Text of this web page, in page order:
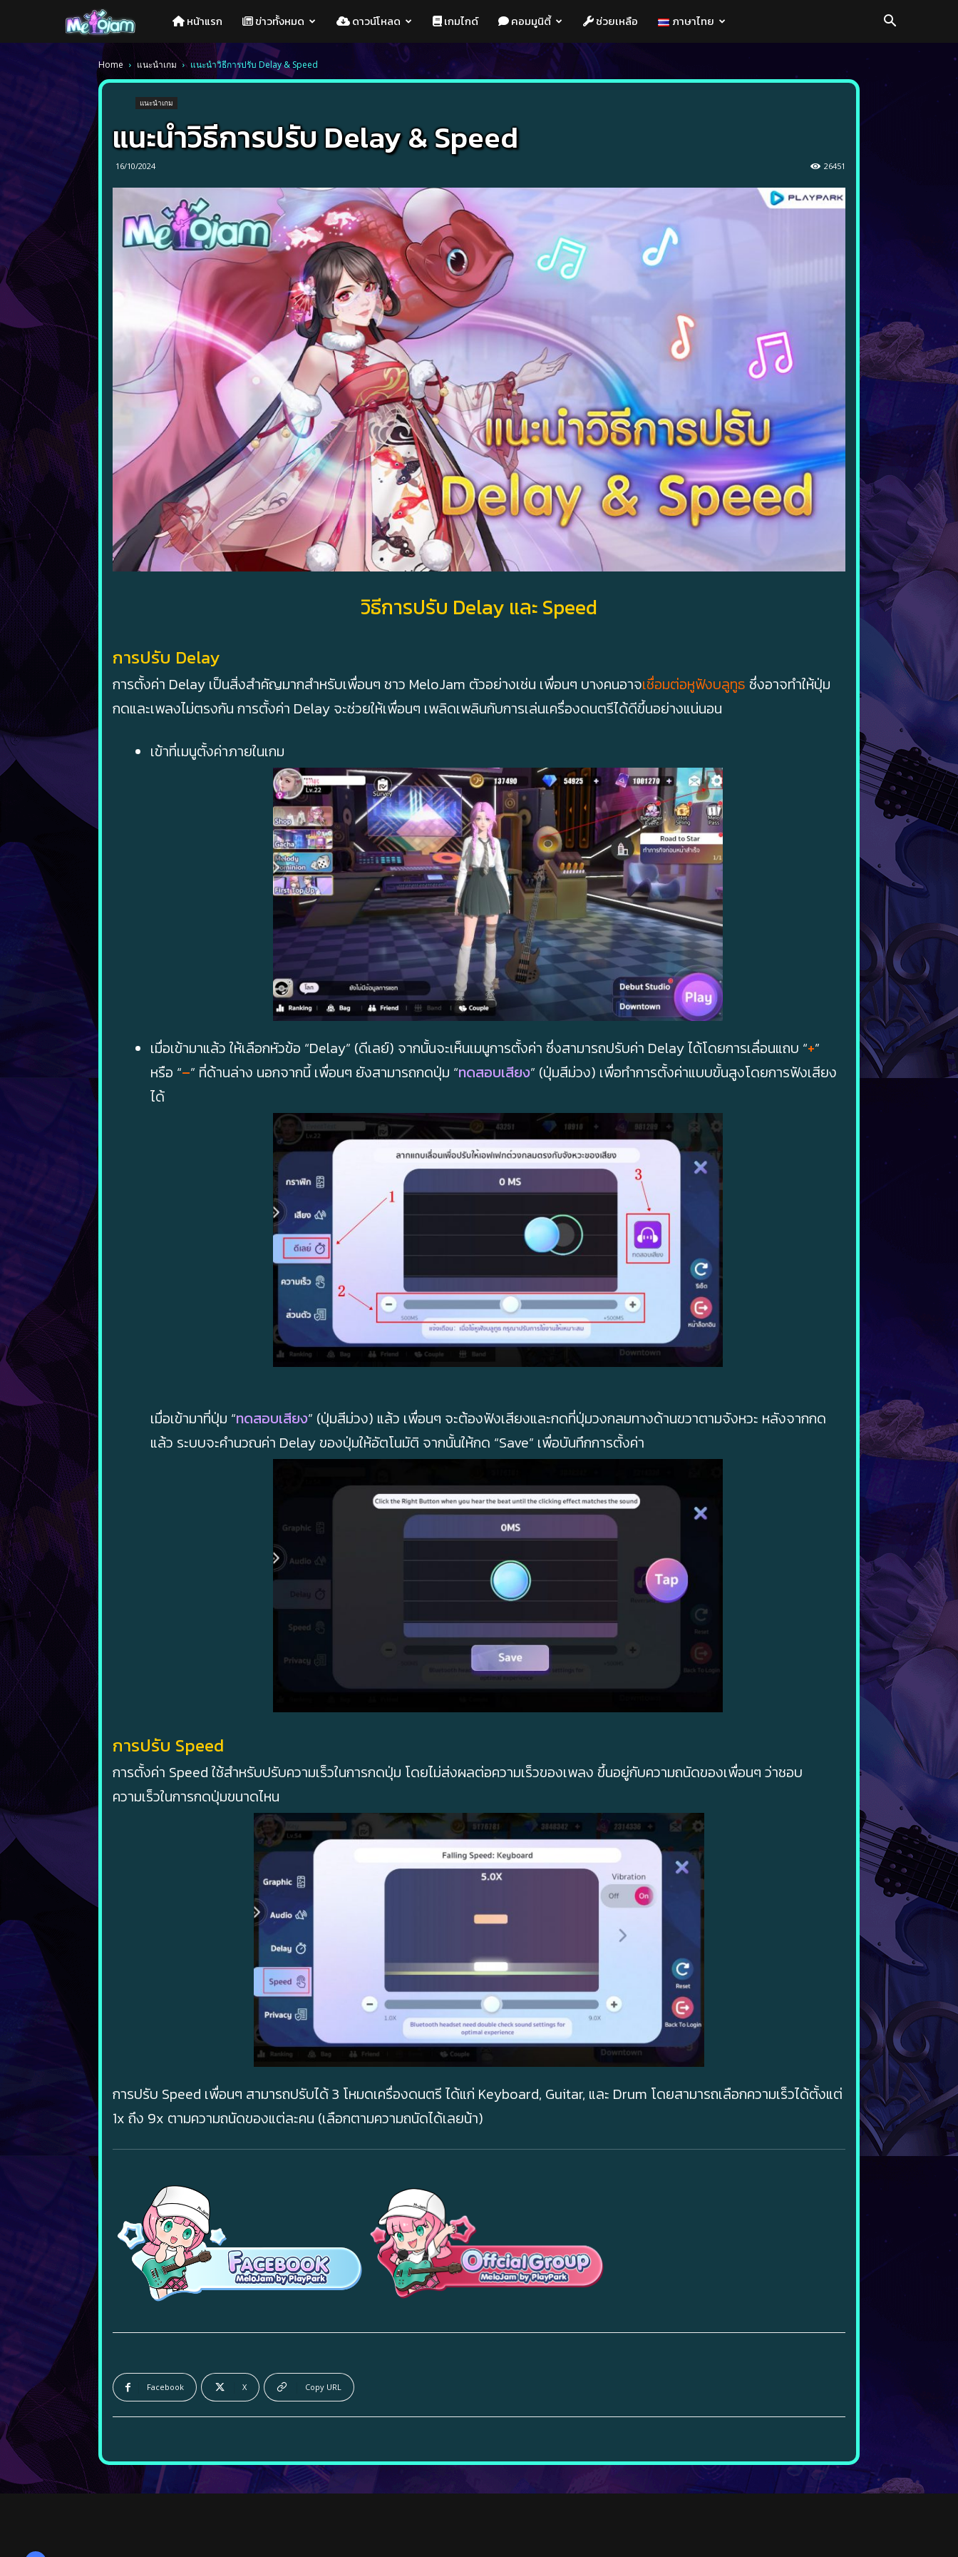
Melojam
PlayPark
หน้าแรก ข่าวทั้งหมด ดาวน์โหลด เกมไกด์ คอมมูนิตี้ ช่วยเหลือ ภาษาไทย
Home แนะนำเกม แนะนำวิธีการปรับ Delay & Speed
แนะนำเกม
แนะนำวิธีการปรับ Delay & Speed
16/10/2024 26451
วิธีการปรับ Delay และ Speed
การปรับ Delay
การตั้งค่า Delay เป็นสิ่งสำคัญมากสำหรับเพื่อนๆ ชาว MeloJam ตัวอย่างเช่น เพื่อนๆ บางคนอาจเชื่อมต่อหูฟังบลูทูธ ซึ่งอาจทำให้ปุ่ม
กดและเพลงไม่ตรงกัน การตั้งค่า Delay จะช่วยให้เพื่อนๆ เพลิดเพลินกับการเล่นเครื่องดนตรีได้ดีขึ้นอย่างแน่นอน
เข้าที่เมนูตั้งค่าภายในเกม
เมื่อเข้ามาแล้ว ให้เลือกหัวข้อ “Delay” (ดีเลย์) จากนั้นจะเห็นเมนูการตั้งค่า ซึ่งสามารถปรับค่า Delay ได้โดยการเลื่อนแถบ “+”
หรือ “–” ที่ด้านล่าง นอกจากนี้ เพื่อนๆ ยังสามารถกดปุ่ม “ทดสอบเสียง” (ปุ่มสีม่วง) เพื่อทำการตั้งค่าแบบขั้นสูงโดยการฟังเสียง
ได้
เมื่อเข้ามาที่ปุ่ม “ทดสอบเสียง” (ปุ่มสีม่วง) แล้ว เพื่อนๆ จะต้องฟังเสียงและกดที่ปุ่มวงกลมทางด้านขวาตามจังหวะ หลังจากกด
แล้ว ระบบจะคำนวณค่า Delay ของปุ่มให้อัตโนมัติ จากนั้นให้กด “Save” เพื่อบันทึกการตั้งค่า
การปรับ Speed
การตั้งค่า Speed ใช้สำหรับปรับความเร็วในการกดปุ่ม โดยไม่ส่งผลต่อความเร็วของเพลง ขึ้นอยู่กับความถนัดของเพื่อนๆ ว่าชอบ
ความเร็วในการกดปุ่มขนาดไหน
การปรับ Speed เพื่อนๆ สามารถปรับได้ 3 โหมดเครื่องดนตรี ได้แก่ Keyboard, Guitar, และ Drum โดยสามารถเลือกความเร็วได้ตั้งแต่
1x ถึง 9x ตามความถนัดของแต่ละคน (เลือกตามความถนัดได้เลยน้า)
Facebook X Copy URL